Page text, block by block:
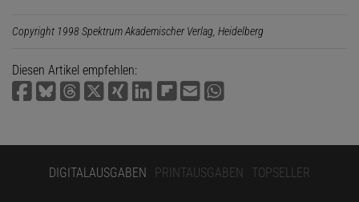
Copyright 1998 Spektrum Akademischer Verlag, Heidelberg
Diesen Artikel empfehlen:
DIGITALAUSGABEN PRINTAUSGABEN TOPSELLER